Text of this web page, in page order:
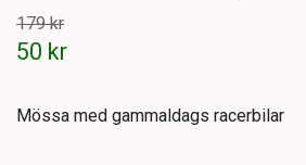
179 kr
50 kr
Mössa med gammaldags racerbilar